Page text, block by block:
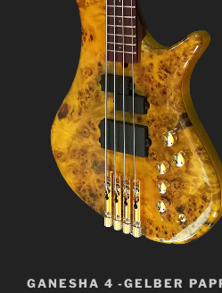
GANESHA 4 -GELBER